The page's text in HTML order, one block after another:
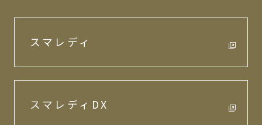
スマレディ
スマレディDX